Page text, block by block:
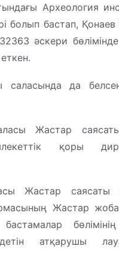
Археология
болып бастап,
әскери
саласында да
Жастар
қоры
Жастар саясаты
Жастар
атқарушы